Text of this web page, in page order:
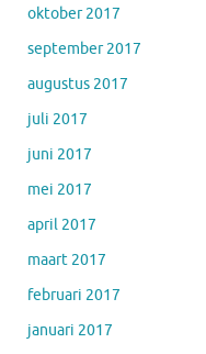
oktober 2017
september 2017
augustus 2017
juli 2017
juni 2017
mei 2017
april 2017
maart 2017
februari 2017
januari 2017